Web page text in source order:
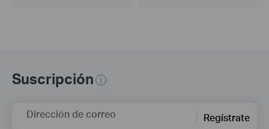
Suscripción
Dirección de correo Regístrate